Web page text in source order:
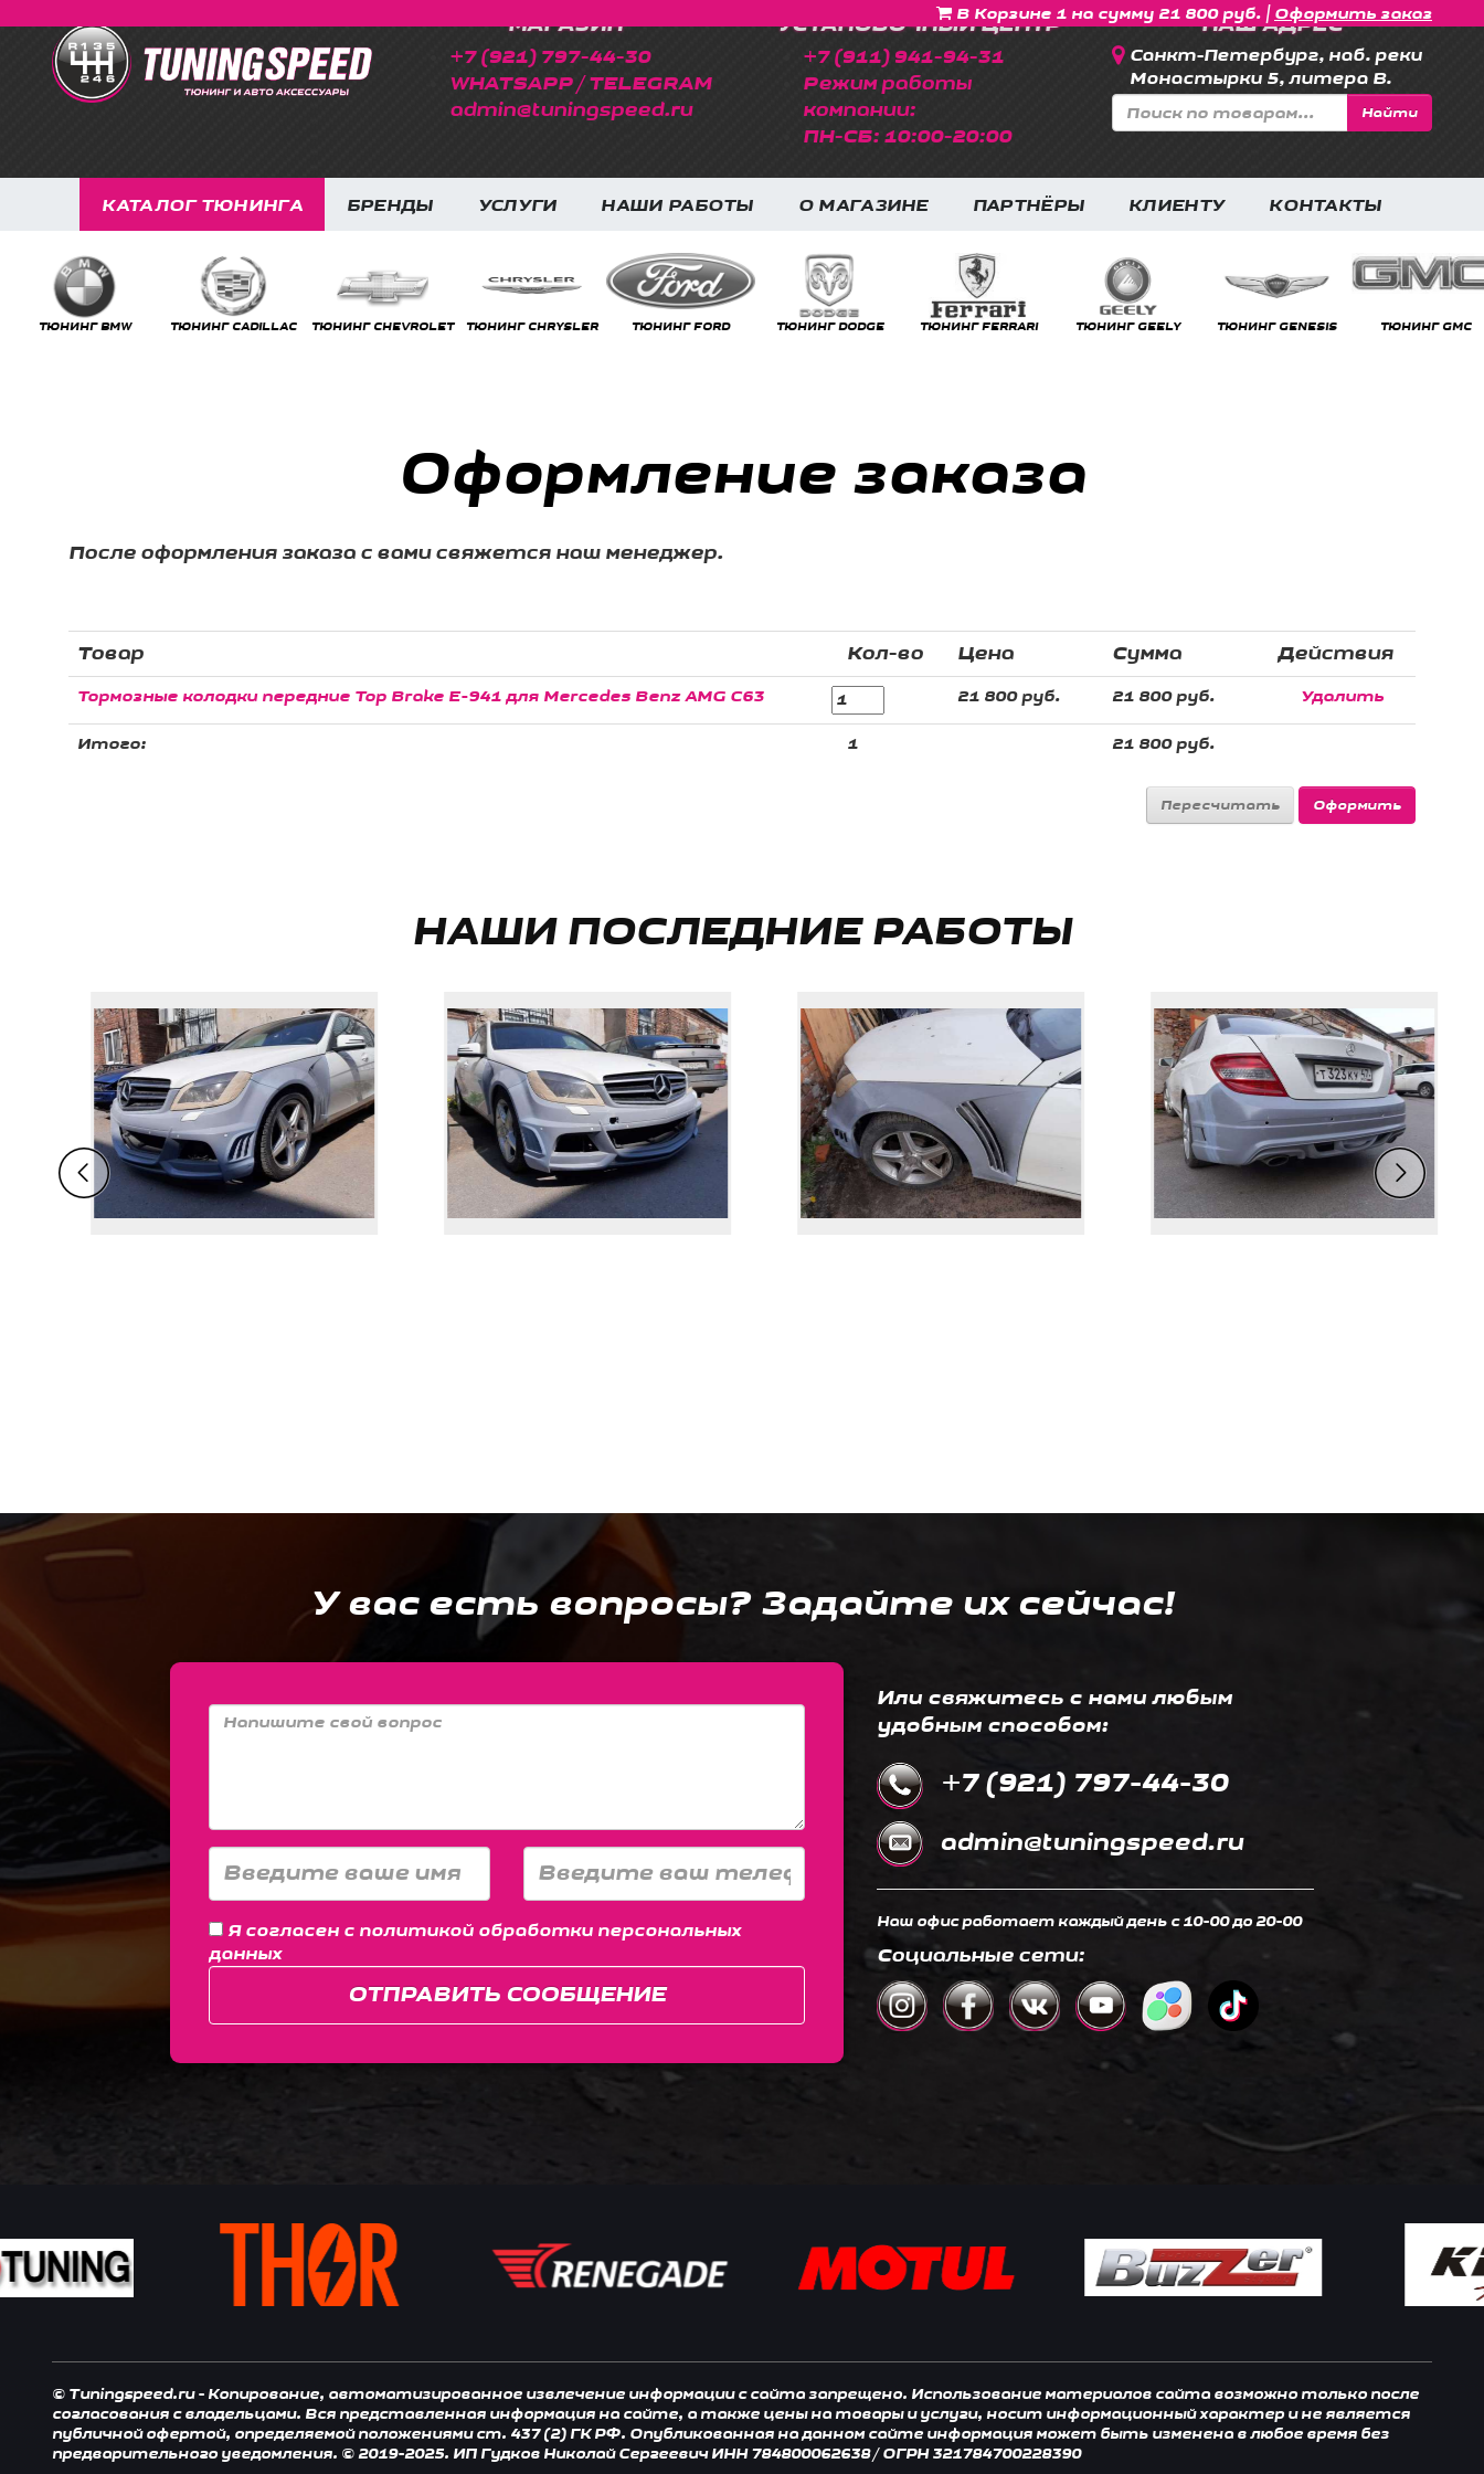
В Корзине 1 на сумму 21 800 руб. | Оформить заказ
МАГАЗИН
+7 (921) 797-44-30
WHATSAPP / TELEGRAM
admin@tuningspeed.ru
УСТАНОВОЧНЫЙ ЦЕНТР
+7 (911) 941-94-31
Режим работы
компании:
ПН-СБ: 10:00-20:00
НАШ АДРЕС
Санкт-Петербург, наб. реки
Монастырки 5, литера В.
Найти
КАТАЛОГ ТЮНИНГА БРЕНДЫ УСЛУГИ НАШИ РАБОТЫ О МАГАЗИНЕ ПАРТНЁРЫ КЛИЕНТУ КОНТАКТЫ
ТЮНИНГ BMW ТЮНИНГ CADILLAC ТЮНИНГ CHEVROLET ТЮНИНГ CHRYSLER ТЮНИНГ FORD ТЮНИНГ DODGE ТЮНИНГ FERRARI ТЮНИНГ GEELY ТЮНИНГ GENESIS ТЮНИНГ GMC
Оформление заказа
После оформления заказа с вами свяжется наш менеджер.
Товар Кол-во Цена Сумма Действия
Тормозные колодки передние Top Brake E-941 для Mercedes Benz AMG C63 21 800 руб. 21 800 руб. Удалить
Итого: 1 21 800 руб.
НАШИ ПОСЛЕДНИЕ РАБОТЫ
У вас есть вопросы? Задайте их сейчас!
Я согласен с политикой обработки персональных
данных
ОТПРАВИТЬ СООБЩЕНИЕ
Или свяжитесь с нами любым
удобным способом:
+7 (921) 797-44-30
admin@tuningspeed.ru
Наш офис работает каждый день c 10-00 до 20-00
Социальные сети:
© Tuningspeed.ru - Копирование, автоматизированное извлечение информации с сайта запрещено. Использование материалов сайта возможно только после
согласования с владельцами. Вся представленная информация на сайте, а также цены на товары и услуги, носит информационный характер и не является
публичной офертой, определяемой положениями ст. 437 (2) ГК РФ. Опубликованная на данном сайте информация может быть изменена в любое время без
предварительного уведомления. © 2019-2025. ИП Гудков Николай Сергеевич ИНН 784800062638 / ОГРН 321784700228390